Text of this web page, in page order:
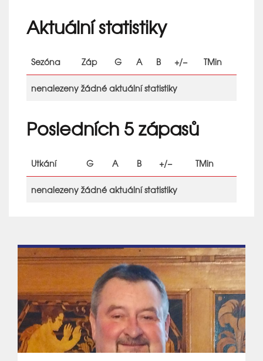
Aktuální statistiky
Sezóna Záp G A B +/− TMin
nenalezeny žádné aktuální statistiky
Posledních 5 zápasů
Utkání G A B +/− TMin
nenalezeny žádné aktuální statistiky